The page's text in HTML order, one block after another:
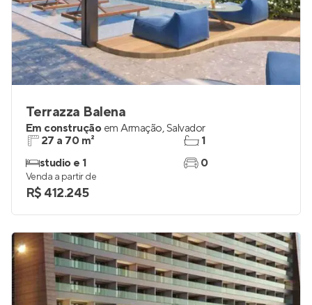
Terrazza Balena
Em construção em Armação,Salvador
27 a 70 m²
studio e 1
1
0
Venda a partir de
R$ 412.245